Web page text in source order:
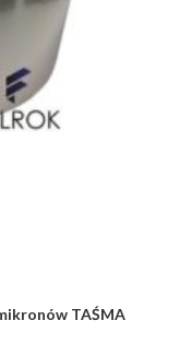
TAŚMA